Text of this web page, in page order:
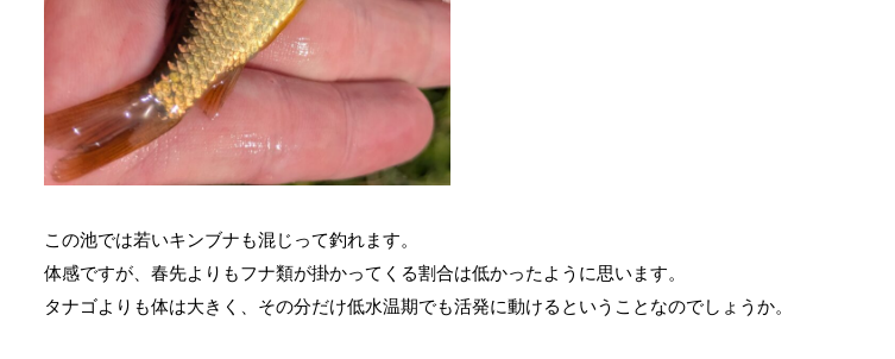
この池では若いキンブナも混じって釣れます。
体感ですが、春先よりもフナ類が掛かってくる割合は低かったように思います。
タナゴよりも体は大きく、その分だけ低水温期でも活発に動けるということなのでしょうか。